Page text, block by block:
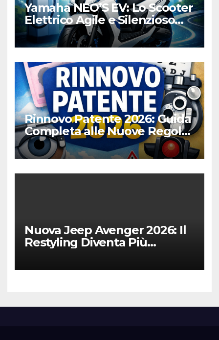
Yamaha NEO’S EV: Lo Scooter
Elettrico Agile e Silenzioso
per la Città
Rinnovo Patente 2026: Guida
Completa alle Nuove Regole,
Digitalizzazione e Costi
Nuova Jeep Avenger 2026: Il
Restyling Diventa Più
Fedele al DNA Off-Road